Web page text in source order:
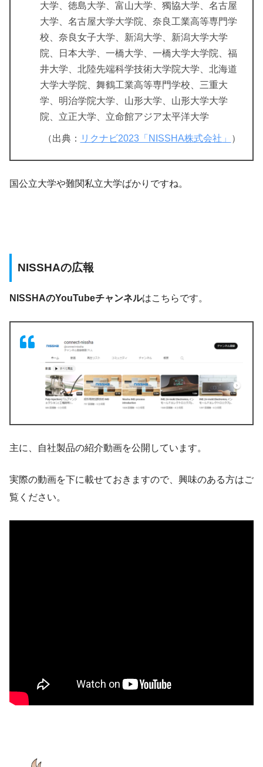
大学、徳島大学、富山大学、獨協大学、名古屋
大学、名古屋大学大学院、奈良工業高等専門学
校、奈良女子大学、新潟大学、新潟大学大学
院、日本大学、一橋大学、一橋大学大学院、福
井大学、北陸先端科学技術大学院大学、北海道
大学大学院、舞鶴工業高等専門学校、三重大
学、明治学院大学、山形大学、山形大学大学
院、立正大学、立命館アジア太平洋大学
（出典： リクナビ2023「NISSHA株式会社」 ）
国公立大学や難関私立大学ばかりですね。
NISSHAの広報
NISSHAのYouTubeチャンネルはこちらです。
主に、自社製品の紹介動画を公開しています。
実際の動画を下に載せておきますので、興味のある方はご
覧ください。